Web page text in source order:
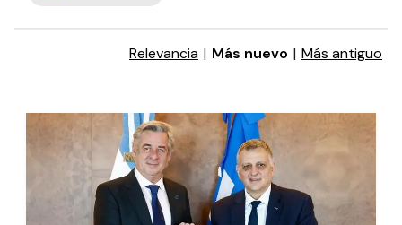
Relevancia | Más nuevo | Más antiguo